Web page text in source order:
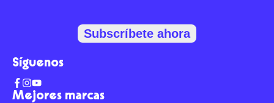
Mejores marcas
Subscríbete ahora
Síguenos